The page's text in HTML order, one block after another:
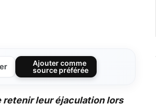
Ajouter comme
source préférée
retenir leur éjaculation lors